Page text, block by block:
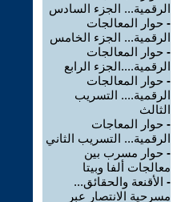
الرقمية... الجزء السادس
- حوار المعالجات
الرقمية... الجزء الخامس
- حوار المعالجات
الرقمية....الجزء الرابع
- حوار المعالجات
الرقمية.... التسريب
الثالث
- حوار المعاجات
الرقمية... التسريب الثاني
- حوار مسرب بين
معالجات ألفا وبيتا
- الأقنعة والحقائق...
مسرحية الانتصار عبر